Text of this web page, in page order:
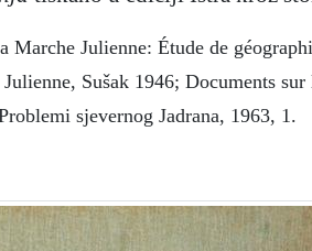
Julienne: Étude de
Sušak 1946; Documents
sjevernog Jadrana, 1963, 1.